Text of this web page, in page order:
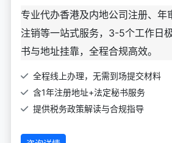
专业代办香港及内地公司注册、年
注销等一站式服务，3-5个工作日
书与地址挂靠，全程合规高效。
全程线上办理，无需到场提交材料
含1年注册地址+法定秘书服务
提供税务政策解读与合规指导